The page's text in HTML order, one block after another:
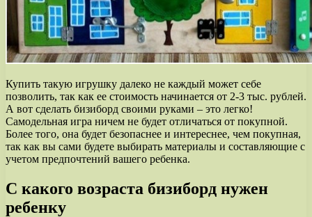
Купить такую игрушку далеко не каждый может себе
позволить, так как ее стоимость начинается от 2-3 тыс. рублей.
А вот сделать бизиборд своими руками – это легко!
Самодельная игра ничем не будет отличаться от покупной.
Более того, она будет безопаснее и интереснее, чем покупная,
так как вы сами будете выбирать материалы и составляющие с
учетом предпочтений вашего ребенка.
С какого возраста бизиборд нужен
ребенку